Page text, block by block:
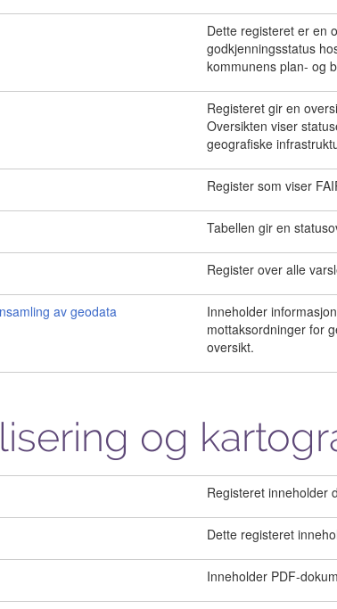
Dette registeret er en
godkjenningsstatus
kommunens plan- og
Registeret gir en
Oversikten viser
geografiske
Register som viser
Tabellen gir en
Register over alle
av geodata
Inneholder
mottaksordninger for
oversikt.
og
Registeret inneholder
Dette registeret
Inneholder PDF-